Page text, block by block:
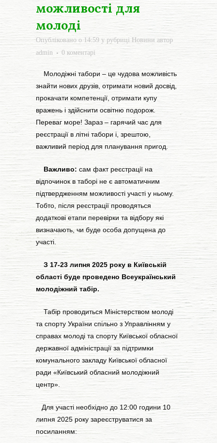
можливості для
молоді
Опубліковано о 14:59 у рубриці Новини автор
admin
0 коментарі
Молодіжні табори – це чудова можливість
знайти нових друзів, отримати новий досвід,
прокачати компетенції, отримати купу
вражень і здійснити освітню подорож.
Переваг море! Зараз – гарячий час для
реєстрації в літні табори і, зрештою,
важливий період для планування пригод.
Важливо: сам факт реєстрації на
відпочинок в таборі не є автоматичним
підтвердженням можливості участі у ньому.
Тобто, після реєстрації проводяться
додаткові етапи перевірки та відбору які
визначають, чи буде особа допущена до
участі.
З 17-23 липня 2025 року в Київськiй
областi буде проведено Bсеукраїнський
молодіжний табір.
Табiр проводиться Міністерством молодi
та спорту України спільно з Управлiнням у
справах молодi та спорту Київської обласної
державної адміністрації за пiдтримки
комунального закладу Київської обласної
ради «Київський обласний молодiжний
центр».
Для участi необхiдно до 12:00 години 10
липня 2025 року зареєструватися за
посиланням: